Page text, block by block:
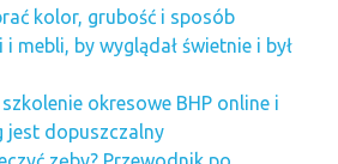
kolor, grubość i sposób
mebli, by wyglądał świetnie i był
okresowe BHP online i
jest dopuszczalny